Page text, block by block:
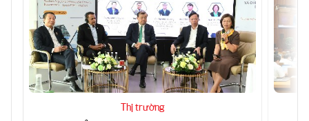
Thị trường